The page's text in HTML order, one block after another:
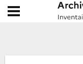
Archives
Ouvrir le menu